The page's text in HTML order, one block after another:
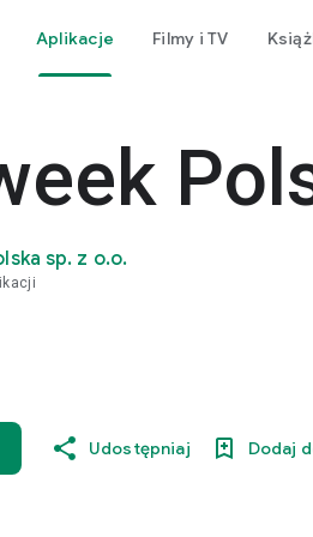
Aplikacje Filmy i TV
sp. z o.o.
Udostępniaj Dodaj